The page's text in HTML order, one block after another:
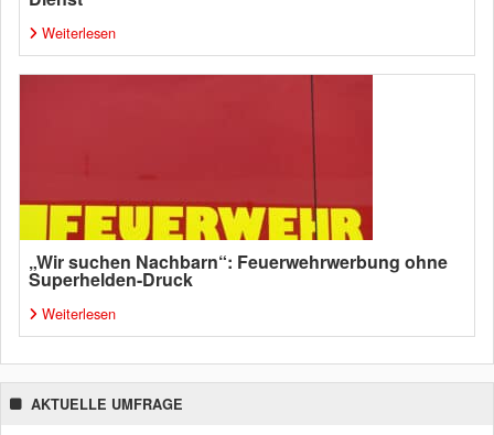
Weiterlesen
„Wir suchen Nachbarn“: Feuerwehrwerbung ohne
Superhelden-Druck
Weiterlesen
AKTUELLE UMFRAGE